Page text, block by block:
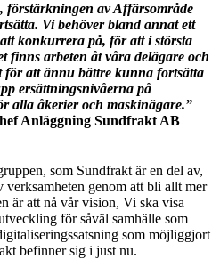
av Affärsområde
Vi behöver bland annat ett
konkurrera på, för att i största
finns arbeten åt våra delägare och
att ännu bättre kunna fortsätta
ersättningsnivåerna på
alla åkerier och maskinägare.”
Anläggning Sundfrakt AB
som Sundfrakt är en del av,
verksamheten genom att bli allt mer
är att nå vår vision, Vi ska visa
för såväl samhälle som
som möjliggjort
befinner sig i just nu.